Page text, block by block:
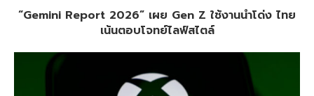
“Gemini Report 2026” เผย Gen Z ใช้งานนำโด่ง ไทย
เน้นตอบโจทย์ไลฟ์สไตล์